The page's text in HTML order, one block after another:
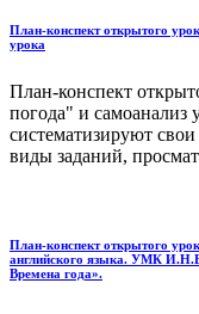
План-конспект открытого
урока
План-конспект
погода" и самоанализ
систематизируют
виды заданий,
План-конспект открытого
английского языка. УМК
Времена года».